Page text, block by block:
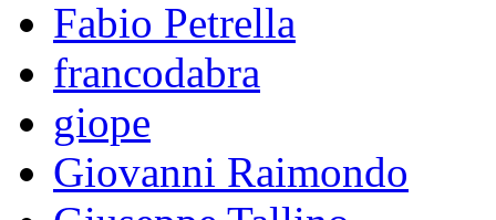
Fabio Petrella
francodabra
giope
Giovanni Raimondo